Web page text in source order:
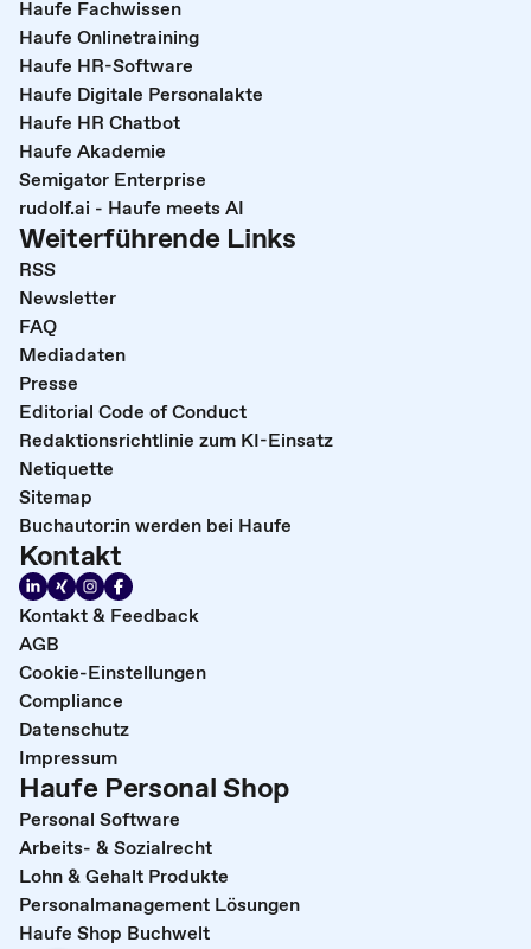
Haufe Fachwissen
Haufe Onlinetraining
Haufe HR-Software
Haufe Digitale Personalakte
Haufe HR Chatbot
Haufe Akademie
Semigator Enterprise
rudolf.ai - Haufe meets AI
Weiterführende Links
RSS
Newsletter
FAQ
Mediadaten
Presse
Editorial Code of Conduct
Redaktionsrichtlinie zum KI-Einsatz
Netiquette
Sitemap
Buchautor:in werden bei Haufe
Kontakt
Kontakt & Feedback
AGB
Cookie-Einstellungen
Compliance
Datenschutz
Impressum
Haufe Personal Shop
Personal Software
Arbeits- & Sozialrecht
Lohn & Gehalt Produkte
Personalmanagement Lösungen
Haufe Shop Buchwelt